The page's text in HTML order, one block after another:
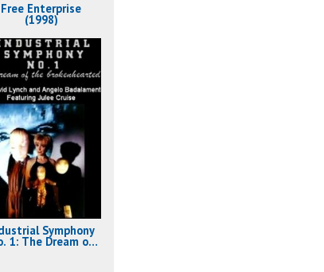
Free Enterprise
(1998)
Symphony
1: The Dream of